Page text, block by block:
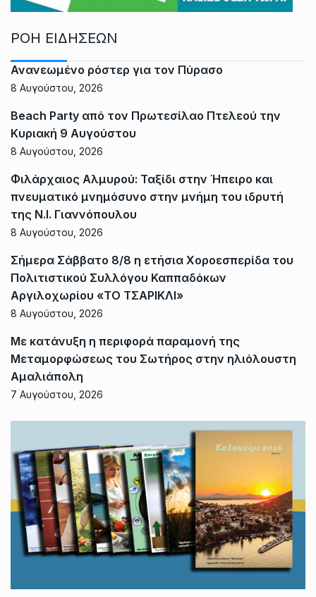
ΡΟΗ ΕΙΔΗΣΕΩΝ
Ανανεωμένο ρόστερ για τον Πύρασο
8 Αυγούστου, 2026
Beach Party από τον Πρωτεσίλαο Πτελεού την
Κυριακή 9 Αυγούστου
8 Αυγούστου, 2026
Φιλάρχαιος Αλμυρού: Ταξίδι στην Ήπειρο και
πνευματικό μνημόσυνο στην μνήμη του ιδρυτή
της Ν.Ι. Γιαννόπουλου
8 Αυγούστου, 2026
Σήμερα Σάββατο 8/8 η ετήσια Χοροεσπερίδα του
Πολιτιστικού Συλλόγου Καππαδόκων
Αργιλοχωρίου «ΤΟ ΤΣΑΡΙΚΛΙ»
8 Αυγούστου, 2026
Με κατάνυξη η περιφορά παραμονή της
Μεταμορφώσεως του Σωτήρος στην ηλιόλουστη
Αμαλιάπολη
7 Αυγούστου, 2026